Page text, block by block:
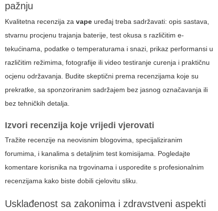
pažnju
Kvalitetna recenzija za vape uređaj treba sadržavati: opis sastava,
stvarnu procjenu trajanja baterije, test okusa s različitim e-
tekućinama, podatke o temperaturama i snazi, prikaz performansi u
različitim režimima, fotografije ili video testiranje curenja i praktičnu
ocjenu održavanja. Budite skeptični prema recenzijama koje su
prekratke, sa sponzoriranim sadržajem bez jasnog označavanja ili
bez tehničkih detalja.
Izvori recenzija koje vrijedi vjerovati
Tražite recenzije na neovisnim blogovima, specijaliziranim
forumima, i kanalima s detaljnim test komisijama. Pogledajte
komentare korisnika na trgovinama i usporedite s profesionalnim
recenzijama kako biste dobili cjelovitu sliku.
Usklađenost sa zakonima i zdravstveni aspekti